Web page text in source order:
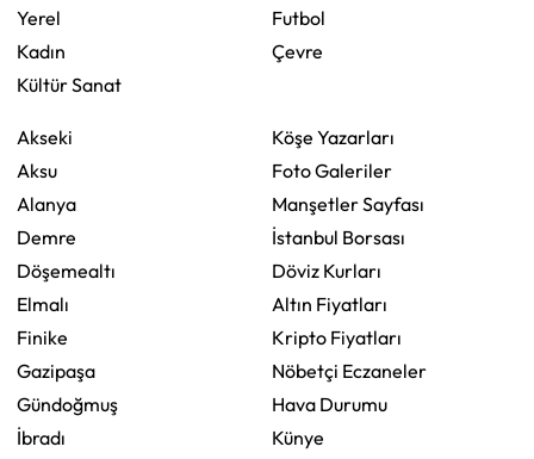
Yerel
Kadın
Kültür Sanat
Futbol
Çevre
Akseki
Aksu
Alanya
Demre
Döşemealtı
Elmalı
Finike
Gazipaşa
Gündoğmuş
İbradı
Köşe Yazarları
Foto Galeriler
Manşetler Sayfası
İstanbul Borsası
Döviz Kurları
Altın Fiyatları
Kripto Fiyatları
Nöbetçi Eczaneler
Hava Durumu
Künye